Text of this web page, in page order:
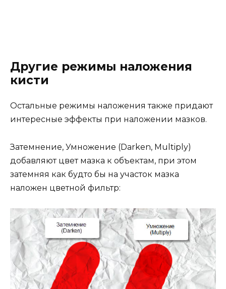
Другие режимы наложения
кисти
Остальные режимы наложения также придают
интересные эффекты при наложении мазков.
Затемнение, Умножение (Darken, Multiply)
добавляют цвет мазка к объектам, при этом
затемняя как будто бы на участок мазка
наложен цветной фильтр: